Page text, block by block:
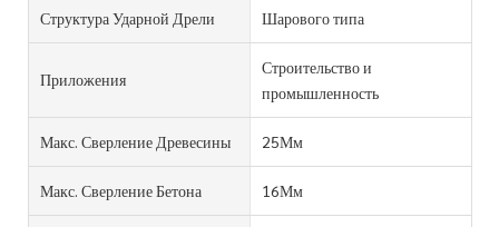
Структура Ударной Дрели Шарового типа
Приложения
Строительство и
промышленность
Макс. Сверление Древесины 25Мм
Макс. Сверление Бетона 16Мм